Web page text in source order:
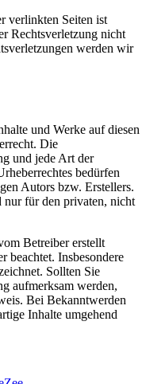
verlinkten Seiten ist
Rechtsverletzung nicht
werden wir
und Werke auf diesen
Die
und jede Art der
bedürfen
Autors bzw. Erstellers.
nur für den privaten, nicht
Betreiber erstellt
beachtet. Insbesondere
Sollten Sie
aufmerksam werden,
Bei Bekanntwerden
Inhalte umgehend